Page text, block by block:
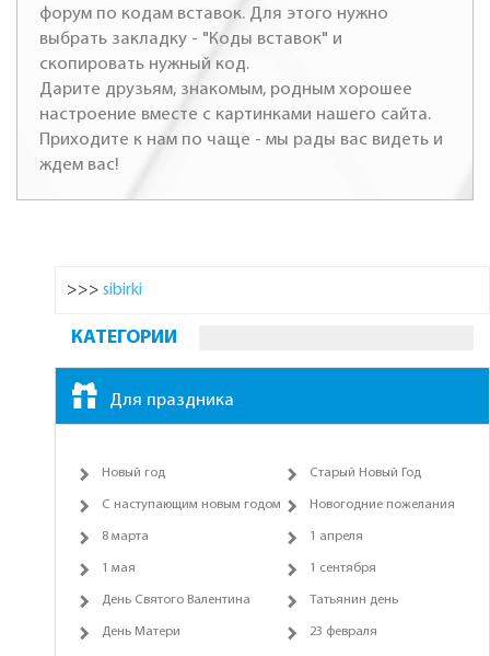
форум по кодам вставок. Для этого нужно
выбрать закладку - "Коды вставок" и
скопировать нужный код.
Дарите друзьям, знакомым, родным хорошее
настроение вместе с картинками нашего сайта.
Приходите к нам по чаще - мы рады вас видеть и
ждем вас!
>>> sibirki
КАТЕГОРИИ
Для праздника
Новый год Старый Новый Год
С наступающим новым годом Новогодние пожелания
8 марта 1 апреля
1 мая 1 сентября
День Святого Валентина Татьянин день
День Матери 23 февраля